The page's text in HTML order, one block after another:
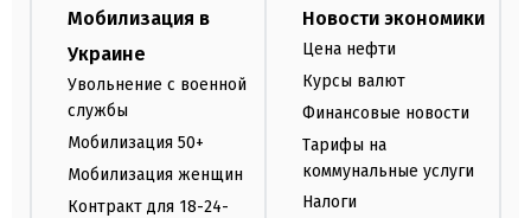
Мобилизация в
Украине
Увольнение с военной
службы
Мобилизация 50+
Мобилизация женщин
Контракт для 18-24-
Новости экономики
Цена нефти
Курсы валют
Финансовые новости
Тарифы на
коммунальные услуги
Налоги